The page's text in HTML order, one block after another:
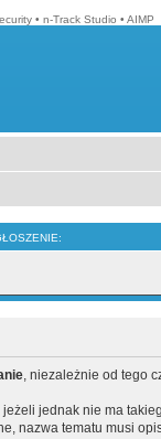
• n-Track Studio • AIMP
, niezależnie od tego
jednak nie ma
tematu musi